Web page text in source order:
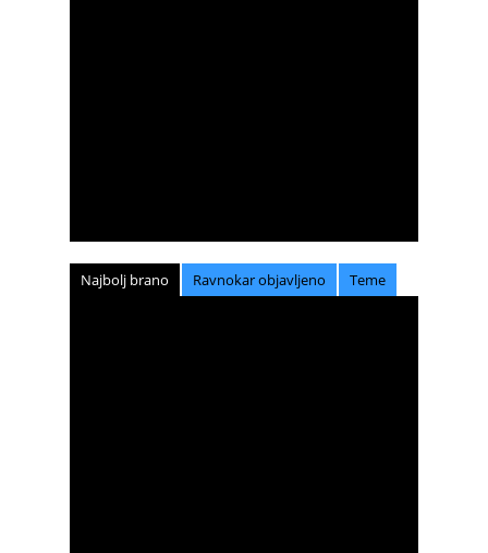
Najbolj brano Ravnokar objavljeno Teme